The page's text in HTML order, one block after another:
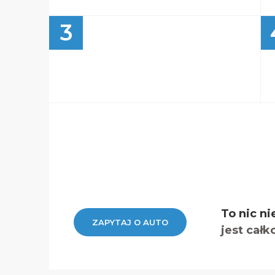
3
ZAPYTAJ O AUTO
To nic
jest